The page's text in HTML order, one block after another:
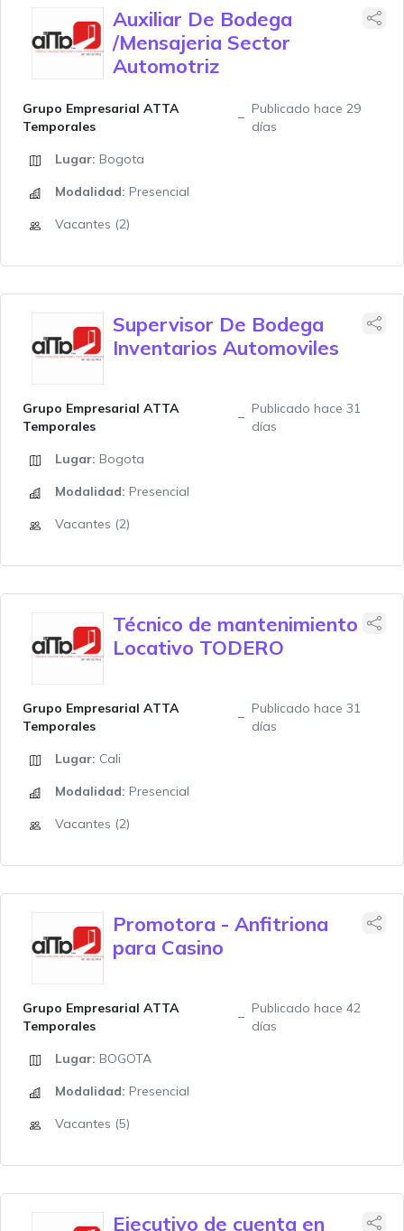
Auxiliar De Bodega
/Mensajeria Sector
Automotriz
Grupo Empresarial ATTA
Temporales
Publicado hace 29
días
Lugar: Bogota
Modalidad: Presencial
Vacantes (2)
Supervisor De Bodega
Inventarios Automoviles
Grupo Empresarial ATTA
Temporales
Publicado hace 31
días
Lugar: Bogota
Modalidad: Presencial
Vacantes (2)
Técnico de mantenimiento
Locativo TODERO
Grupo Empresarial ATTA
Temporales
Publicado hace 31
días
Lugar: Cali
Modalidad: Presencial
Vacantes (2)
Promotora - Anfitriona
para Casino
Grupo Empresarial ATTA
Temporales
Publicado hace 42
días
Lugar: BOGOTA
Modalidad: Presencial
Vacantes (5)
Ejecutivo de cuenta en